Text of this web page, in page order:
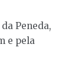
Peneda,
e pela